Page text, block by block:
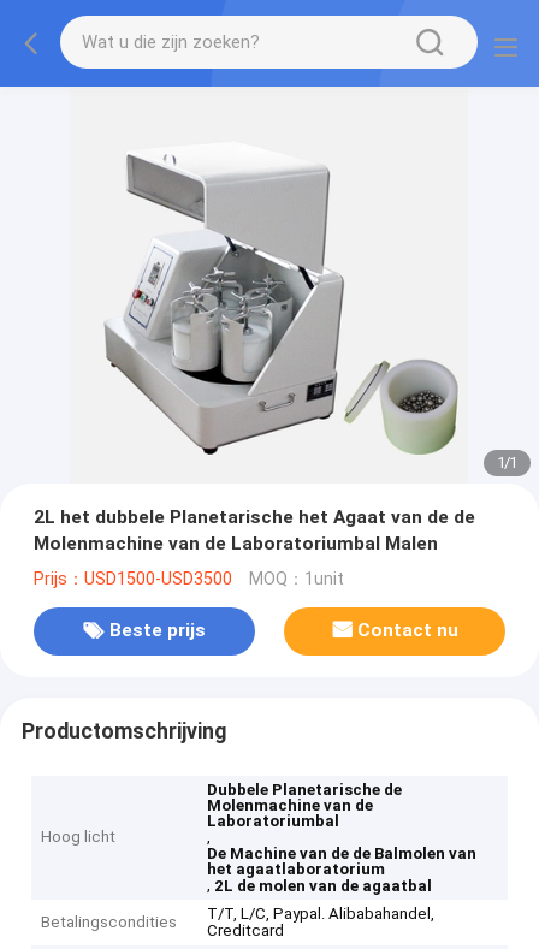
1/1
2L het dubbele Planetarische het Agaat van de de
Molenmachine van de Laboratoriumbal Malen
Prijs：USD1500-USD3500 MOQ：1unit
Beste prijs Contact nu
Productomschrijving
Hoog licht
Dubbele Planetarische de
Molenmachine van de
Laboratoriumbal
,
De Machine van de de Balmolen van
het agaatlaboratorium
, 2L de molen van de agaatbal
Betalingscondities
T/T, L/C, Paypal. Alibabahandel,
Creditcard